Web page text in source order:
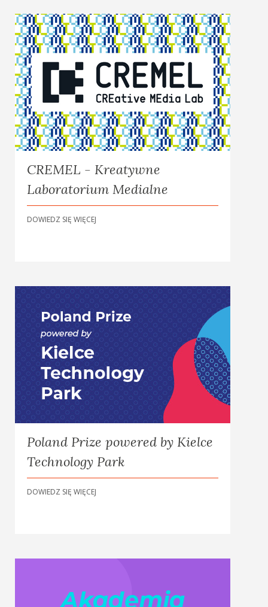
CREMEL - Kreatywne
Laboratorium Medialne
DOWIEDZ SIĘ WIĘCEJ
Poland Prize powered by Kielce
Technology Park
DOWIEDZ SIĘ WIĘCEJ